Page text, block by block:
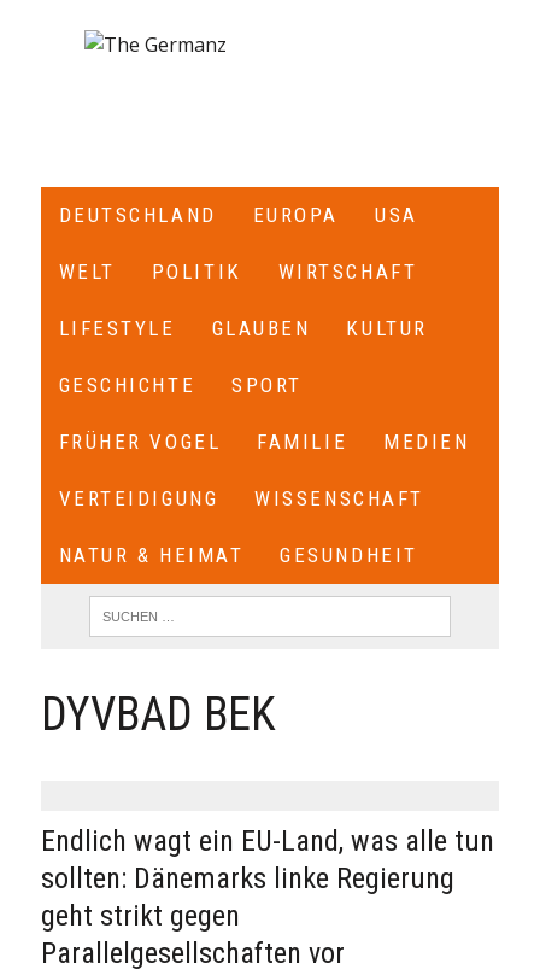
DEUTSCHLAND EUROPA USA
WELT POLITIK WIRTSCHAFT
LIFESTYLE GLAUBEN KULTUR
GESCHICHTE SPORT
FRÜHER VOGEL FAMILIE MEDIEN
VERTEIDIGUNG WISSENSCHAFT
NATUR & HEIMAT GESUNDHEIT
DYVBAD BEK
Endlich wagt ein EU-Land, was alle tun
sollten: Dänemarks linke Regierung
geht strikt gegen
Parallelgesellschaften vor